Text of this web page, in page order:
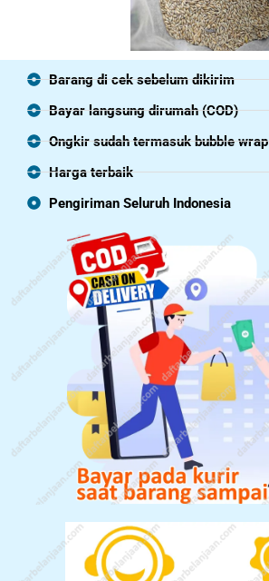
Barang di cek sebelum dikirim
Bayar langsung dirumah (COD)
Ongkir sudah termasuk bubble wrap
Harga terbaik
Pengiriman Seluruh Indonesia